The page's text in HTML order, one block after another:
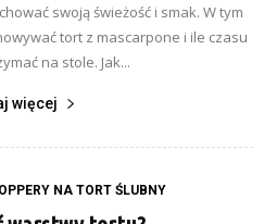
swoją świeżość i smak. W tym
tort z mascarpone i ile czasu
na stole. Jak...
więcej
NA TORT ŚLUBNY